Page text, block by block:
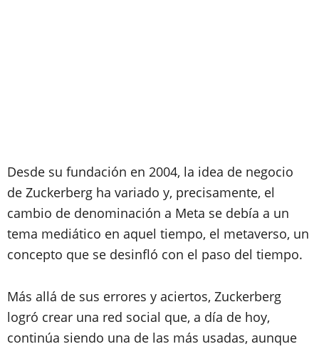
Desde su fundación en 2004, la idea de negocio
de Zuckerberg ha variado y, precisamente, el
cambio de denominación a Meta se debía a un
tema mediático en aquel tiempo, el metaverso, un
concepto que se desinfló con el paso del tiempo.
Más allá de sus errores y aciertos, Zuckerberg
logró crear una red social que, a día de hoy,
continúa siendo una de las más usadas, aunque